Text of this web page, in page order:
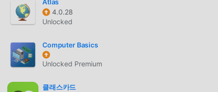
Cukup klik tombol unduh untuk menginstal aplikasi
moddroid, Anda dapat langsung mengunduh versi mod
satu klik, dan ada lebih banyak aplikasi mod populer gratis
yang menunggu untuk Anda mainkan, tunggu apa lagi,
unduh sekarang!
Atlas
4.0.28
Unlocked
Computer Basics
Unlocked Premium
클래스카드